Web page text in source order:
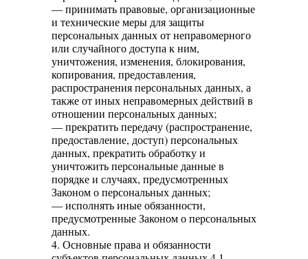
— принимать правовые, организационные
и технические меры для защиты
персональных данных от неправомерного
или случайного доступа к ним,
уничтожения, изменения, блокирования,
копирования, предоставления,
распространения персональных данных, а
также от иных неправомерных действий в
отношении персональных данных;
— прекратить передачу (распространение,
предоставление, доступ) персональных
данных, прекратить обработку и
уничтожить персональные данные в
порядке и случаях, предусмотренных
Законом о персональных данных;
— исполнять иные обязанности,
предусмотренные Законом о персональных
данных.
4. Основные права и обязанности